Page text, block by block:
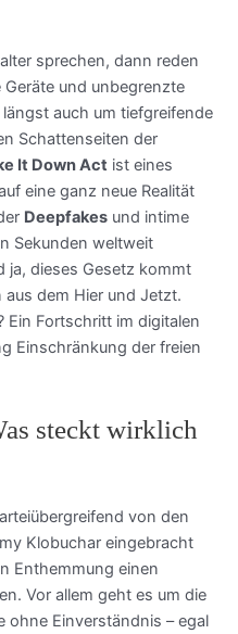
sprechen, dann reden
und unbegrenzte
auch um tiefgreifende
Schattenseiten der
It Down Act ist eines
eine ganz neue Realität
Deepfakes und intime
Sekunden weltweit
ja, dieses Gesetz kommt
dem Hier und Jetzt.
Ein Fortschritt im digitalen
Einschränkung der freien
steckt wirklich
von den
Klobuchar eingebracht
Enthemmung einen
Vor allem geht es um die
ohne Einverständnis – egal